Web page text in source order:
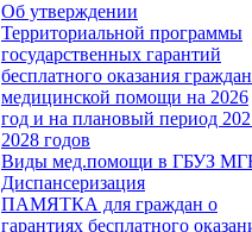
Об утверждении
Территориальной программы
государственных гарантий
бесплатного оказания
медицинской помощи на 2026
год и на плановый период
2028 годов
Виды мед.помощи в ГБУЗ
Диспансеризация
ПАМЯТКА для граждан о
гарантиях бесплатного